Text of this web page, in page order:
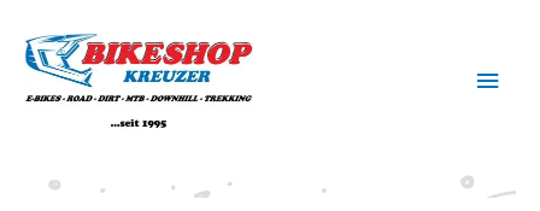
Inhalt
springen